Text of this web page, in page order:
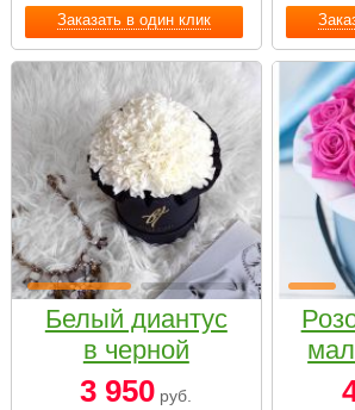
Заказать в один клик
Белый диантус
в черной
коробке Small
3 950 руб.